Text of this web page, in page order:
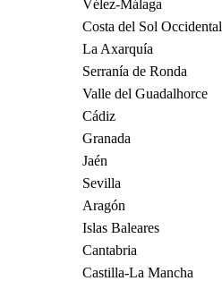
Vélez-Málaga
Costa del Sol Occidental
La Axarquía
Serranía de Ronda
Valle del Guadalhorce
Cádiz
Granada
Jaén
Sevilla
Aragón
Islas Baleares
Cantabria
Castilla-La Mancha